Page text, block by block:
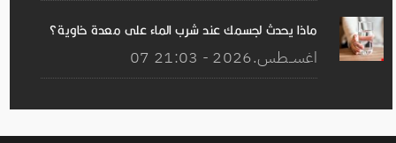
ماذا يحدث لجسمك عند شرب الماء على معدة خاوية؟
07 اغســطس.2026 - 21:03